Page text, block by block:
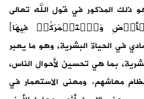
ذلك المذكور في قول الله تعالى
وَٱسۡتَعۡمَرَكُمۡ فِیهَا﴾
في الحياة البشرية، وهو ما يعبر
بما هي تحسين لأحوال الناس،
معاشهم. ومعنى الاستعمار في